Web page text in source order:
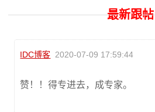
最新跟帖
IDC博客 2020-07-09 17:59:44
赞！！得专进去，成专家。